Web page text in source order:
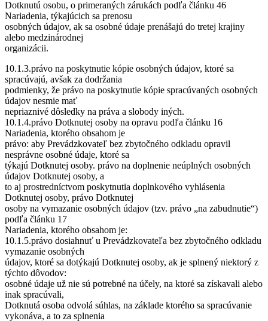
Dotknutú osobu, o primeraných zárukách podľa článku 46
Nariadenia, týkajúcich sa prenosu
osobných údajov, ak sa osobné údaje prenášajú do tretej krajiny
alebo medzinárodnej
organizácii.
10.1.3.právo na poskytnutie kópie osobných údajov, ktoré sa
spracúvajú, avšak za dodržania
podmienky, že právo na poskytnutie kópie spracúvaných osobných
údajov nesmie mať
nepriaznivé dôsledky na práva a slobody iných.
10.1.4.právo Dotknutej osoby na opravu podľa článku 16
Nariadenia, ktorého obsahom je
právo: aby Prevádzkovateľ bez zbytočného odkladu opravil
nesprávne osobné údaje, ktoré sa
týkajú Dotknutej osoby. právo na doplnenie neúplných osobných
údajov Dotknutej osoby, a
to aj prostredníctvom poskytnutia doplnkového vyhlásenia
Dotknutej osoby, právo Dotknutej
osoby na vymazanie osobných údajov (tzv. právo „na zabudnutie“)
podľa článku 17
Nariadenia, ktorého obsahom je:
10.1.5.právo dosiahnuť u Prevádzkovateľa bez zbytočného odkladu
vymazanie osobných
údajov, ktoré sa dotýkajú Dotknutej osoby, ak je splnený niektorý z
týchto dôvodov:
osobné údaje už nie sú potrebné na účely, na ktoré sa získavali alebo
inak spracúvali,
Dotknutá osoba odvolá súhlas, na základe ktorého sa spracúvanie
vykonáva, a to za splnenia